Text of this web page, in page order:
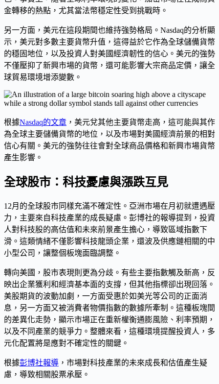
金轉移的熱點，尤其當法幣穩定性受到挑戰時。
另一方面，美元在這段期間也維持強勢格局。Nasdaq的分析顯
示，美元對多數主要貨幣升值，這得益於它作為全球儲備貨幣
的穩固地位，以及投資人對美國經濟韌性的信心。美元的強勢
不僅壓抑了新興市場的貨幣，還可能影響大宗商品定價，讓全
球貿易環境增添變數。
根據Nasdaq的文章 ，美元兌其他主要貨幣走高，這可能與其作
為全球主要儲備貨幣的地位，以及市場對美國經濟前景的相對
信心有關。美元的強勢往往會對全球商品價格和新興市場貨幣
產生影響。
全球股市：科技憂慮與漲跌互見
12月的全球股市同樣充滿不確定性。亞洲市場在月初就遭遇壓
力，主要來自科技產業的成長疑慮。彭博社的報導提到，投資
人對科技股的高估值和未來前景產生擔心，導致區域指數下
滑。這類情緒不僅影響科技龍頭企業，還波及供應鏈相關的中
小型公司，讓整個板塊面臨調整。
轉向美國，股市表現則更為分歧。有些主要指數觸及新高，反
映出企業獲利和經濟基本面的支撐，但其他指標卻出現回落。
美股期貨的波動加劇，一方面受惠於如美光等公司的正面消
息，另一方面又被消費者物價指數的數據所牽制。這種板塊間
的差異化走勢，顯示市場正在重新權衡通膨風險、利率預期，
以及不同產業的競爭力。整體來看，這種環境提醒投資人，多
元化配置將是應對不確定性的關鍵。
根據彭博社報導 ，市場對科技產業的未來成長和估值產生疑
慮，導致相關股票承壓。